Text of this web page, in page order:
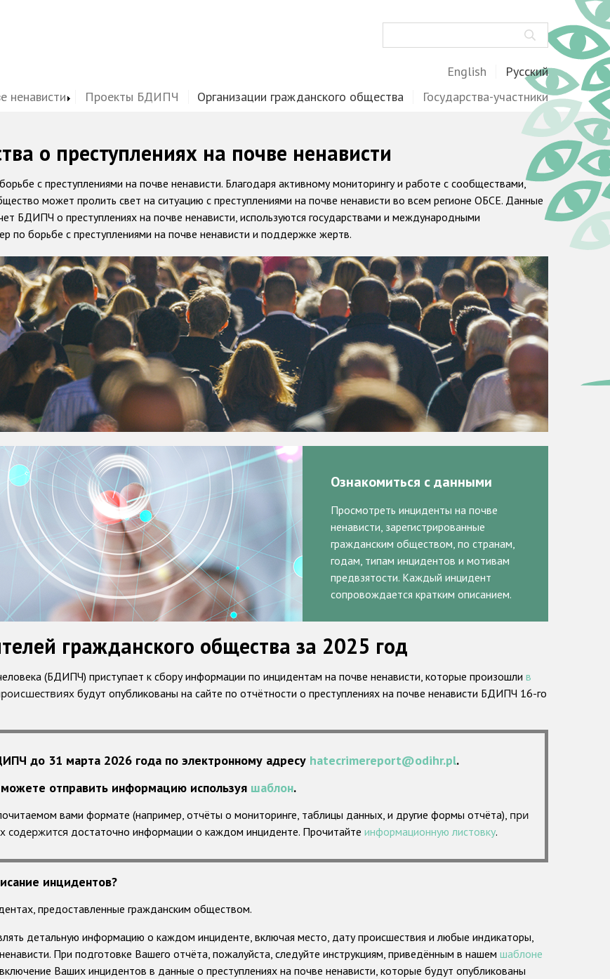
English Русский
ненависти Проекты БДИПЧ Организации гражданского общества Государства-участники
о преступлениях на почве ненависти
с преступлениями на почве ненависти. Благодаря активному мониторингу и работе с сообществами,
может пролить свет на ситуацию с преступлениями на почве ненависти во всем регионе ОБСЕ. Данные
БДИПЧ о преступлениях на почве ненависти, используются государствами и международными
по борьбе с преступлениями на почве ненависти и поддержке жертв.
Ознакомиться с данными
Просмотреть инциденты на почве
ненависти, зарегистрированные
гражданским обществом, по странам,
годам, типам инцидентов и мотивам
предвзятости. Каждый инцидент
сопровождается кратким описанием.
гражданского общества за 2025 год
(БДИПЧ) приступает к сбору информации по инцидентам на почве ненависти, которые произошли в
будут опубликованы на сайте по отчётности о преступлениях на почве ненависти БДИПЧ 16-го
до 31 марта 2026 года по электронному адресу hatecrimereport@odihr.pl.
отправить информацию используя шаблон.
вами формате (например, отчёты о мониторинге, таблицы данных, и другие формы отчёта), при
содержится достаточно информации о каждом инциденте. Прочитайте информационную листовку.
инцидентов?
предоставленные гражданским обществом.
детальную информацию о каждом инциденте, включая место, дату происшествия и любые индикаторы,
При подготовке Вашего отчёта, пожалуйста, следуйте инструкциям, приведённым в нашем шаблоне
Ваших инцидентов в данные о преступлениях на почве ненависти, которые будут опубликованы